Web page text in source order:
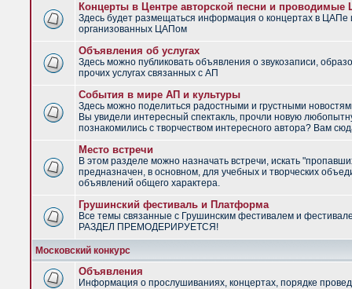
Концерты в Центре авторской песни и
Здесь будет размещаться информация о концертах в ЦАПе
организованных ЦАПом
Объявления об услугах
Здесь можно публиковать объявления о звукозаписи,
прочих услугах связанных с АП
События в мире АП и культуры
Здесь можно поделиться радостными и грустными
Вы увидели интересный спектакль, прочли новую
познакомились с творчеством интересного автора? Вам
Место встречи
В этом разделе можно назначать встречи, искать
предназначен, в основном, для учебных и творческих
объявлений общего характера.
Грушинский фестиваль и Платформа
Все темы связанные с Грушинским фестивалем и
РАЗДЕЛ ПРЕМОДЕРИРУЕТСЯ!
Московский конкурс
Объявления
Информация о прослушиваниях, концертах, порядке